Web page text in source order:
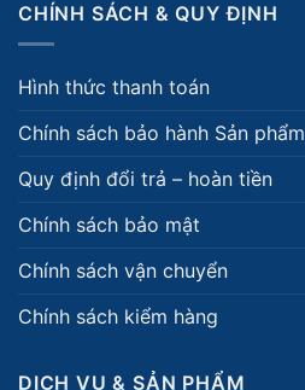
CHÍNH SÁCH & QUY ĐỊNH
Hình thức thanh toán
Chính sách bảo hành Sản phẩm
Quy định đổi trả – hoàn tiền
Chính sách bảo mật
Chính sách vận chuyển
Chính sách kiểm hàng
DỊCH VỤ & SẢN PHẨM